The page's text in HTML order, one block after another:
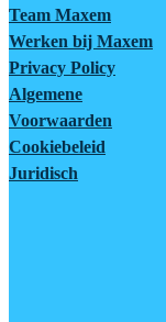
Team Maxem
Werken bij Maxem
Privacy Policy
Algemene
Voorwaarden
Cookiebeleid
Juridisch